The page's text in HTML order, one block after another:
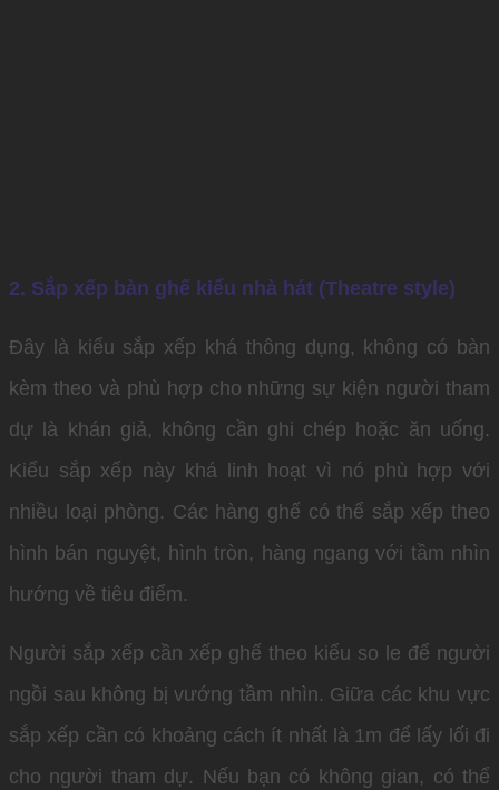
2. Sắp xếp bàn ghế kiểu nhà hát (Theatre style)
Đây là kiểu sắp xếp khá thông dụng, không có bàn
kèm theo và phù hợp cho những sự kiện người tham
dự là khán giả, không cần ghi chép hoặc ăn uống.
Kiểu sắp xếp này khá linh hoạt vì nó phù hợp với
nhiều loại phòng. Các hàng ghế có thể sắp xếp theo
hình bán nguyệt, hình tròn, hàng ngang với tầm nhìn
hướng về tiêu điểm.
Người sắp xếp cần xếp ghế theo kiểu so le để người
ngồi sau không bị vướng tầm nhìn. Giữa các khu vực
sắp xếp cần có khoảng cách ít nhất là 1m để lấy lối đi
cho người tham dự. Nếu bạn có không gian, có thể